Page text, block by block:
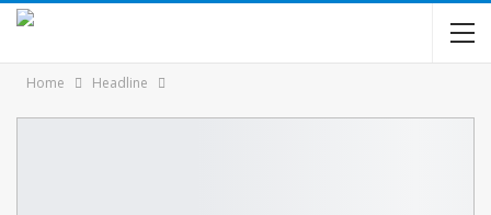
Home Headline